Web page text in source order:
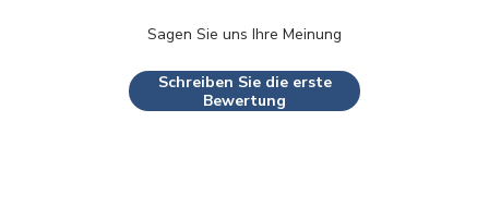
Sagen Sie uns Ihre Meinung
Schreiben Sie die erste
Bewertung